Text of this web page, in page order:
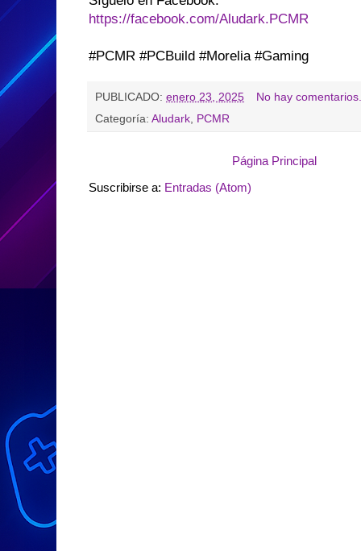
https://facebook.com/Aludark.PCMR
#PCMR #PCBuild #Morelia #Gaming
PUBLICADO: enero 23, 2025
No hay
Categoría: Aludark PCMR
Página Principal
Suscribirse a: Entradas (Atom)